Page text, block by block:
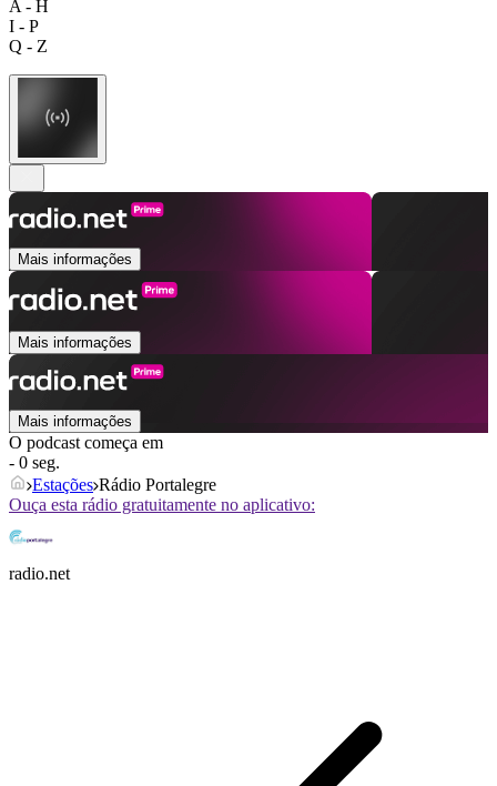
A - H
I - P
Q - Z
Mais informações
Mais informações
Mais informações
O podcast começa em
- 0 seg.
Estações Rádio Portalegre
Ouça esta rádio gratuitamente no aplicativo:
radio.net